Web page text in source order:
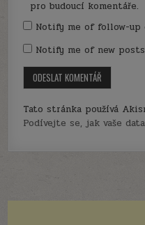
pro budoucí komentáře.
Notify me of follow-up
Notify me of new
Tato stránka používá
Podívejte se, jak vaše